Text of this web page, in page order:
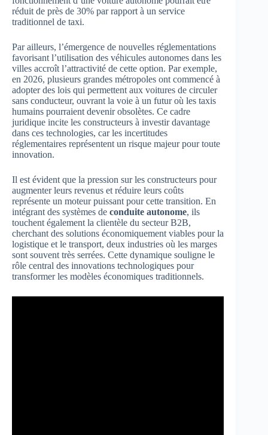
réduit de près de 30% par rapport à un service
traditionnel de taxi.
Par ailleurs, l’émergence de nouvelles réglementations
favorisant l’utilisation des véhicules autonomes dans les
villes accroît l’attractivité de cette option. Par exemple,
en 2026, plusieurs grandes métropoles ont commencé à
adopter des lois qui permettent aux voitures de circuler
sans conducteur, ouvrant la voie à un futur où les taxis
humains pourraient devenir obsolètes. Ce cadre
juridique incite les constructeurs à investir davantage
dans ces technologies, car les incertitudes
réglementaires représentent un risque majeur pour toute
innovation.
Il est évident que la pression sur les constructeurs pour
augmenter leurs revenus et réduire leurs coûts
représente un moteur puissant pour cette transition. En
intégrant des systèmes de conduite autonome, ils
touchent également la clientèle du secteur B2B,
cherchant des solutions économiquement viables pour la
logistique et le transport, deux industries où les marges
sont souvent très serrées. Cette dynamique souligne le
rôle central des innovations technologiques pour
transformer les modèles économiques traditionnels.